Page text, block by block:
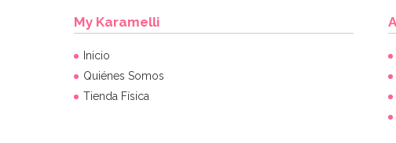
My Karamelli
Inicio
Quiénes Somos
Tienda Física